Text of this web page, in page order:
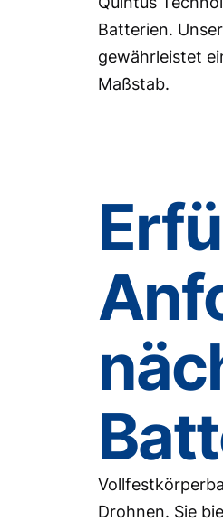
Batterien.
gewährleistet
Maßstab.
Drohnen. Sie